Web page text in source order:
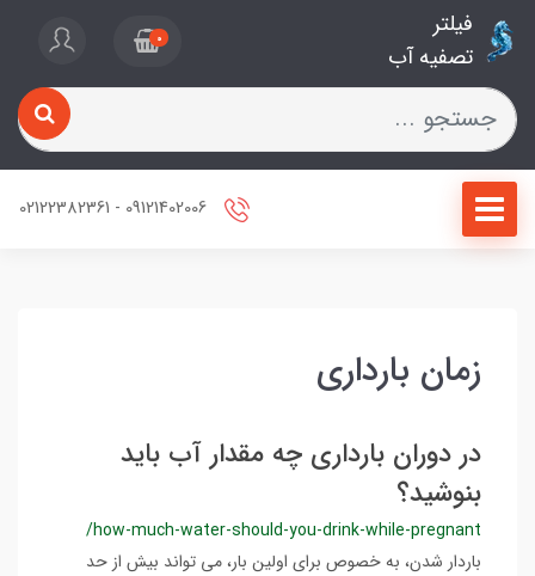
فیلتر
تصفیه آب
0
زمان بارداری
در دوران بارداری چه مقدار آب باید
بنوشید؟
/how-much-water-should-you-drink-while-pregnant
باردار شدن، به خصوص برای اولین بار، می تواند بیش از حد